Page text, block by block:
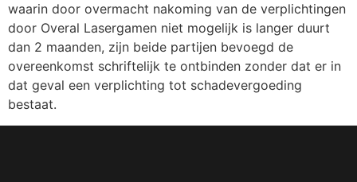
waarin door overmacht nakoming van de verplichtingen
door Overal Lasergamen niet mogelijk is langer duurt
dan 2 maanden, zijn beide partijen bevoegd de
overeenkomst schriftelijk te ontbinden zonder dat er in
dat geval een verplichting tot schadevergoeding
bestaat.